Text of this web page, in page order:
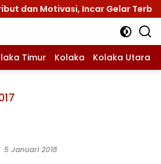
Motivasi, Incar Gelar Terbaik di
Timur Kolaka Kolaka Utara
5 Januari 2018